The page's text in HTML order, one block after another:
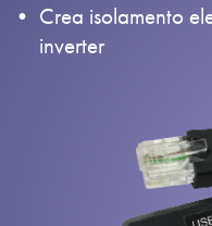
Crea isolamento
inverter